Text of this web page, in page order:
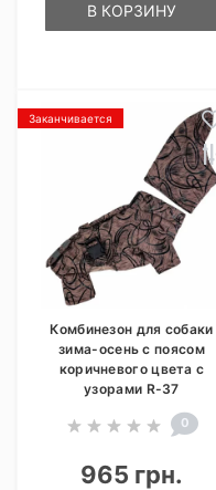
В КОРЗИНУ
Заканчивается
Комбинезон для собаки
зима-осень с поясом
коричневого цвета с
узорами R-37
0
965 грн.